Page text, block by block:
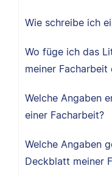
Wie schreibe ich
Wo füge ich das
meiner Facharbeit
Welche Angaben
einer Facharbeit?
Welche Angaben
Deckblatt meiner